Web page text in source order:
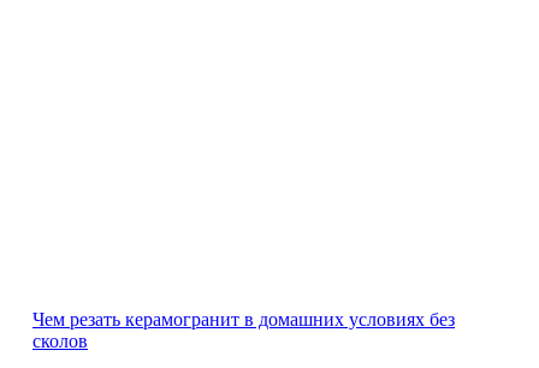
Чем резать керамогранит в домашних условиях без
сколов